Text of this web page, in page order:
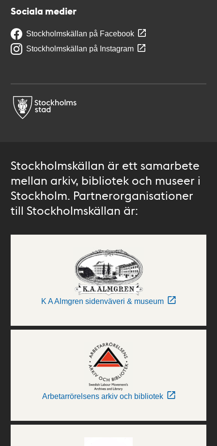
Sociala medier
Stockholmskällan på Facebook
Stockholmskällan på Instagram
Stockholmskällan är ett samarbete
mellan arkiv, bibliotek och museer i
Stockholm. Partnerorganisationer
till Stockholmskällan är:
K A Almgren sidenväveri & museum
Arbetarrörelsens arkiv och bibliotek